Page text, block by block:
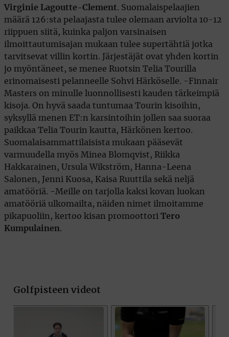
Virginie Lagoutte-Clement. Suomalaispelaajien
määrä 126:sta pelaajasta tulee olemaan arviolta 10-12
riippuen siitä, kuinka paljon varsinaisen
ilmoittautumisajan mukaan tulee supertähtiä jotka
tarvitsevat villin kortin. Järjestäjät ovat yhden kortin
jo myöntäneet, se menee Ruotsin Telia Tourilla
erinomaisesti pelanneelle Sohvi Härköselle. -Finnair
Masters on minulle luonnollisesti kauden tärkeimpiä
kisoja. On hyvä saada tuntumaa Tourin kisoihin,
syksyllä menen ET:n karsintoihin jollen saa suoraa
paikkaa Telia Tourin kautta, Härkönen kertoo.
Suomalaisammattilaisista mukaan pääsevät
varmuudella myös Minea Blomqvist, Riikka
Hakkarainen, Ursula Wikström, Hanna-Leena
Salonen, Jenni Kuosa, Kaisa Ruuttila sekä neljä
amatööriä. -Meille on tarjolla kaksi kovan luokan
amatööriä ulkomailta, näiden nimet ilmoitamme
pikapuoliin, kertoo kisan promoottori Tero
Kumpulainen.